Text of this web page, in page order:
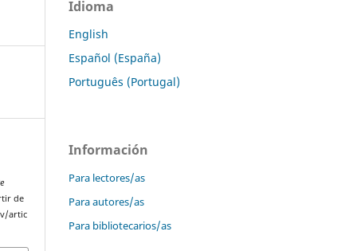
de
artic
Idioma
English
Español (España)
Português (Portugal)
Información
Para lectores/as
Para autores/as
Para bibliotecarios/as